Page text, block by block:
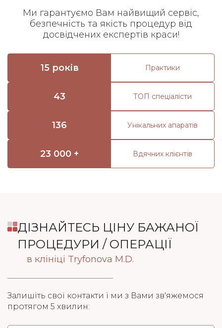
Ми гарантуємо Вам найвищий сервіс,
безпечність та якість процедур від
досвідчених експертів краси!
15 років Практики
43 ТОП спеціалісти
136 Унікальних апаратів
23 000 + Вдячних клієнтів
ДІЗНАЙТЕСЬ ЦІНУ БАЖАНОЇ
ПРОЦЕДУРИ / ОПЕРАЦІЇ
в клініці Tryfonova M.D.
Залишіть свої контакти і ми з Вами зв'яжемося
протягом 5 хвилин: